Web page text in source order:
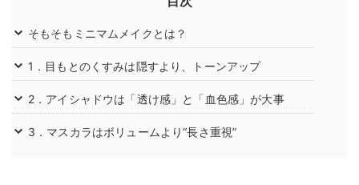
そもそもミニマムメイクとは？
1．目もとのくすみは隠すより、トーンアップ
2．アイシャドウは「透け感」と「血色感」が大事
3．マスカラはボリュームより“長さ重視”